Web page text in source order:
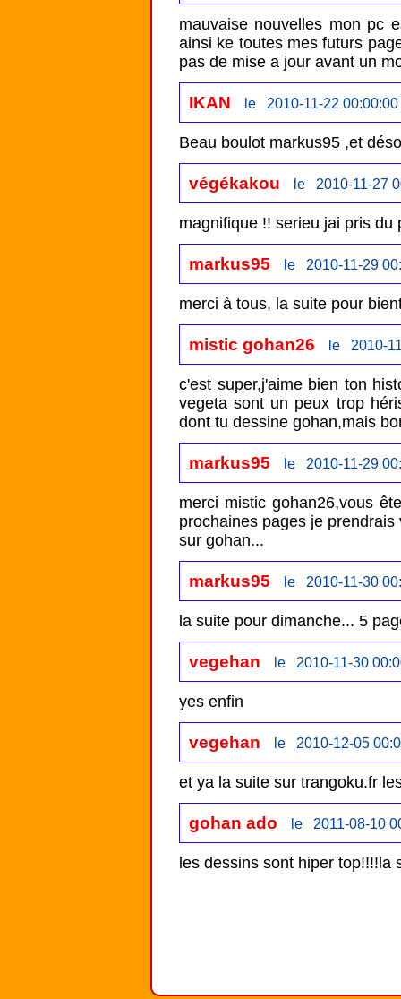
mauvaise nouvelles mon pc
ainsi ke toutes mes futurs
pas de mise a jour avant un
IKAN le 2010-11-22 00:00:00
Beau boulot markus95 ,et
végékakou le 2010-11-27
magnifique !! serieu jai pris
markus95 le 2010-11-29
merci à tous, la suite pour
mistic gohan26 le 2010-
c'est super,j'aime bien ton
vegeta sont un peux trop
dont tu dessine gohan,mais
markus95 le 2010-11-29
merci mistic gohan26,vous
prochaines pages je
sur gohan...
markus95 le 2010-11-30
la suite pour dimanche... 5
vegehan le 2010-11-30
yes enfin
vegehan le 2010-12-05
et ya la suite sur trangoku.fr
gohan ado le 2011-08-10